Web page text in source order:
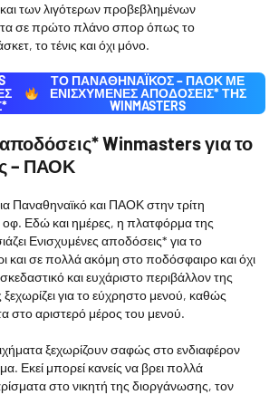
των λιγότερων προβεβλημένων
σε πρώτο πλάνο σπορ όπως το
το τένις και όχι μόνο.
ΤΟ ΠΑΝΑΘΗΝΑΪΚΟΣ – ΠΑΟΚ ΜΕ
ΕΝΙΣΧΥΜΈΝΕΣ ΑΠΟΔΌΣΕΙΣ* ΤΗΣ
WINMASTERS
Winmasters για το
– ΠΑΟΚ
Παναθηναϊκό και ΠΑΟΚ στην τρίτη
οφ. Εδώ και ημέρες, η πλατφόρμα της
Ενισχυμένες αποδόσεις* για το
και σε πολλά ακόμη στο ποδόσφαιρο και όχι
και ευχάριστο περιβάλλον της
για το εύχρηστο μενού, καθώς
στο αριστερό μέρος του μενού.
ξεχωρίζουν σαφώς στο ενδιαφέρον
Εκεί μπορεί κανείς να βρει πολλά
στο νικητή της διοργάνωσης, τον